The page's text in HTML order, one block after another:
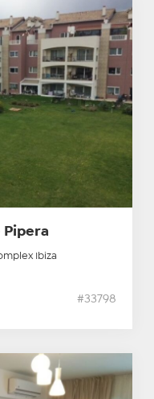
Ibiza
#33798